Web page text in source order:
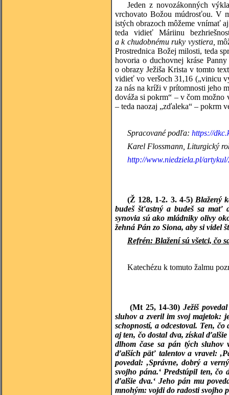
Jeden z novozákonných
vrchovato Božou múdrosťou. V
istých obrazoch môžeme vnímať
teda vidieť Máriinu
a k chudobnému ruky vystiera,
Prostrednica Božej milosti, teda
hovoria o duchovnej kráse
o obrazy Ježiša Krista v tomto
vidieť vo veršoch 31,16 („vinicu
za nás na kríži v prítomnosti jeho
dováža si pokrm“ – v čom možno
– teda naozaj „zďaleka“ – pokrm
Spracované podľa: https://
Karel Flossmann, Liturgický
http://www.niedziela.pl/
(Ž 128, 1-2. 3. 4-5) Blažený
budeš šťastný a budeš sa mať
synovia sú ako mládniky olivy
žehná Pán zo Siona, aby si videl
Refrén:Blažení sú všetci, čo
Katechézu k tomuto žalmu
(Mt 25, 14-30) Ježiš
sluhov a zveril im svoj majetok:
schopností, a odcestoval. Ten,
aj ten, čo dostal dva, získal
dlhom čase sa pán tých
ďalších päť talentov a vravel:
povedal: ‚Správne, dobrý a
svojho pána.‘ Predstúpil ten, čo
ďalšie dva.‘ Jeho pán mu
mnohým: vojdi do radosti svojho